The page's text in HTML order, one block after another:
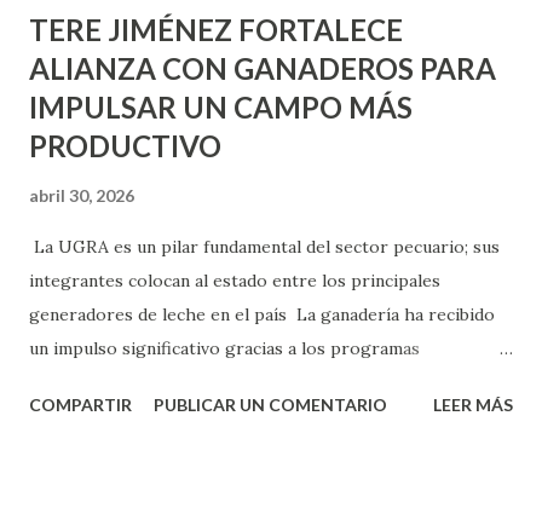
TERE JIMÉNEZ FORTALECE
ALIANZA CON GANADEROS PARA
IMPULSAR UN CAMPO MÁS
PRODUCTIVO
abril 30, 2026
La UGRA es un pilar fundamental del sector pecuario; sus
integrantes colocan al estado entre los principales
generadores de leche en el país La ganadería ha recibido
un impulso significativo gracias a los programas
muestra de su respaldo firme y decidido al campo, la
COMPARTIR PUBLICAR UN COMENTARIO LEER MÁS